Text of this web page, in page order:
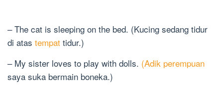
– The cat is sleeping on the bed. (Kucing sedang tidur
di atas tempat tidur.)
– My sister loves to play with dolls. (Adik perempuan
saya suka bermain boneka.)